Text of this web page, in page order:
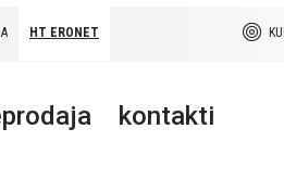
HT ERONET
kontakti